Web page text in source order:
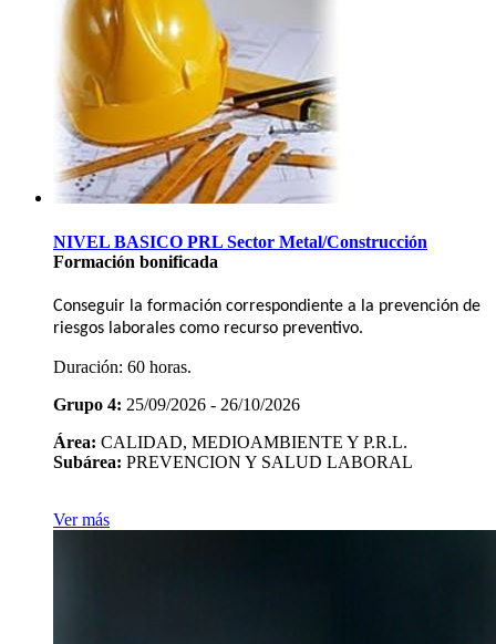
NIVEL BASICO PRL Sector Metal/Construcción
Formación bonificada
Conseguir la formación correspondiente a la prevención de
riesgos laborales como recurso preventivo.
Duración: 60 horas.
Grupo 4: 25/09/2026 - 26/10/2026
Área: CALIDAD, MEDIOAMBIENTE Y P.R.L.
Subárea: PREVENCION Y SALUD LABORAL
Ver más